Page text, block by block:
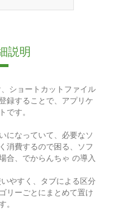
説明
ショートカットファイル
録することで、アプリケ
です。
になっていて、必要なソ
消費するので困る、ソフ
合、でからんちゃ の導入
やすく、タブによる区分
リーごとにまとめて置け
。